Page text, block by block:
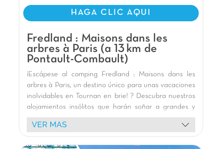
Nuestros Extras
A 5 min a pie de la estación de tren RER E
A 1 h de Parc d'Astérix
HAGA CLIC AQUI
Fredland : Maisons dans les
arbres à Paris (a 13 km de
Pontault-Combault)
¡Escápese al camping Fredland : Maisons dans les
arbres à Paris, un destino único para unas vacaciones
inolvidables en Tournan en brie! ? Descubra nuestros
alojamientos insólitos que harán soñar a grandes y
pequeños. Alójese en magníficas casas en los árboles
, que ofrecen una experiencia única en el corazón de
VER MAS